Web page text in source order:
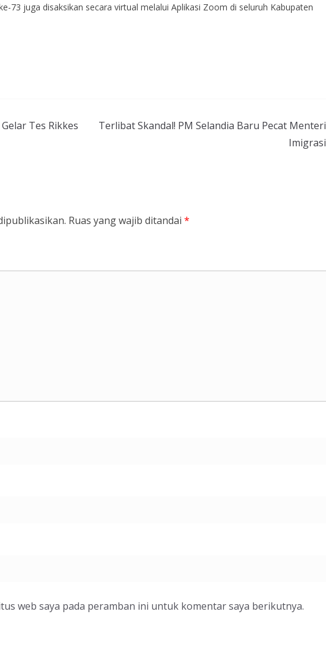
73 juga disaksikan secara virtual melalui Aplikasi Zoom di seluruh Kabupaten
Tes Rikkes
Terlibat Skandal! PM Selandia Baru Pecat Menteri
Imigrasi
Ruas yang wajib ditandai *
web saya pada peramban ini untuk komentar saya berikutnya.